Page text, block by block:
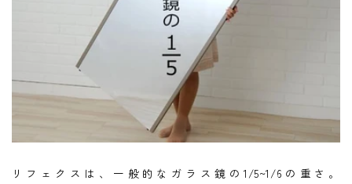
リフェクスは、一般的なガラス鏡の1/5~1/6の重さ。